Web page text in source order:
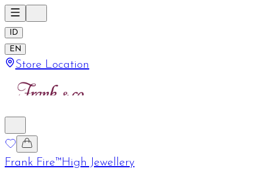
ID
EN
Store Location
Frank Fire™High Jewellery